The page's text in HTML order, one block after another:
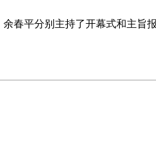
春平分别主持了开幕式和主旨报